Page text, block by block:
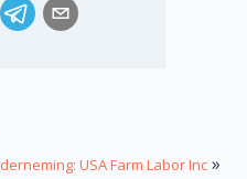
USA Farm Labor Inc »